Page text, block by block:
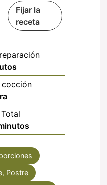
Fijar la
receta
cocción
porciones
Postre